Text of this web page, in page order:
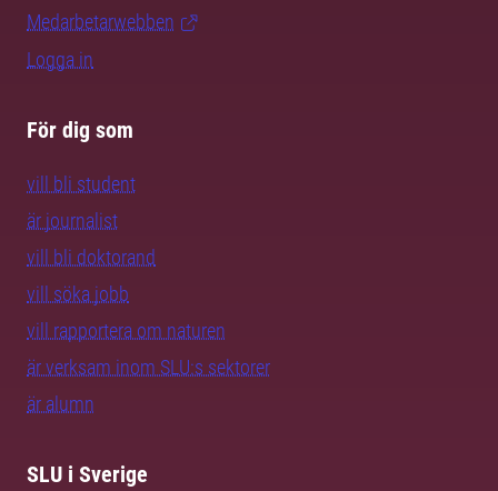
Medarbetarwebben
Logga in
För dig som
vill bli student
är journalist
vill bli doktorand
vill söka jobb
vill rapportera om naturen
är verksam inom SLU:s sektorer
är alumn
SLU i Sverige